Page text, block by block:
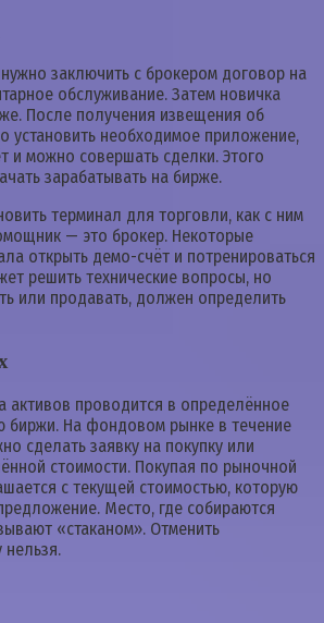
заключить с брокером договор на
обслуживание. Затем новичка
После получения извещения об
установить необходимое приложение,
и можно совершать сделки. Этого
зарабатывать на бирже.
терминал для торговли, как с ним
— это брокер. Некоторые
открыть демо-счёт и потренироваться
решить технические вопросы, но
или продавать, должен определить
активов проводится в определённое
биржи. На фондовом рынке в течение
сделать заявку на покупку или
стоимости. Покупая по рыночной
с текущей стоимостью, которую
Место, где собираются
«стаканом». Отменить